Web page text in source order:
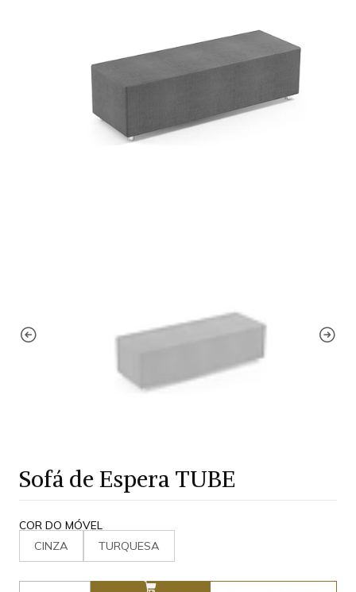
Sofá de Espera TUBE
COR DO MÓVEL
CINZA TURQUESA